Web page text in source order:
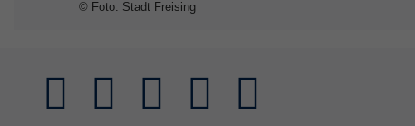
© Foto: Stadt Freising